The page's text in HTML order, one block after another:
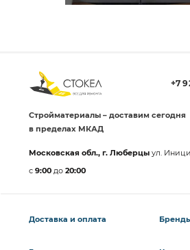
+7
Стройматериалы – доставим сегодня
в пределах МКАД
Московская обл., г. Люберцы ул.
с 9:00 до 20:00
Доставка и оплата